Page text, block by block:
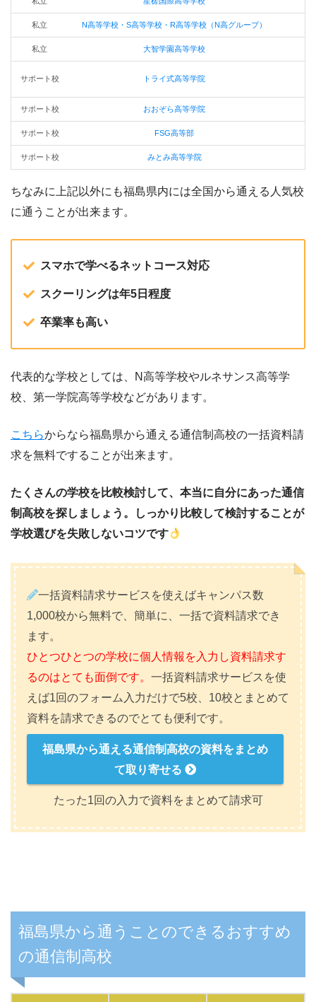
私立 N高等学校・S高等学校・R高等学校（N高グループ）
私立 大智学園高等学校
サポート校 トライ式高等学院
サポート校 おおぞら高等学院
サポート校 FSG高等部
サポート校 みとみ高等学院
ちなみに上記以外にも福島県内には全国から通える人気校
に通うことが出来ます。
スマホで学べるネットコース対応
スクーリングは年5日程度
卒業率も高い
代表的な学校としては、N高等学校やルネサンス高等学
校、第一学院高等学校などがあります。
こちらからなら福島県から通える通信制高校の一括資料請
求を無料ですることが出来ます。
たくさんの学校を比較検討して、本当に自分にあった通信
制高校を探しましょう。しっかり比較して検討することが
学校選びを失敗しないコツです
一括資料請求サービスを使えばキャンパス数
1,000校から無料で、簡単に、一括で資料請求でき
ます。
ひとつひとつの学校に個人情報を入力し資料請求す
るのはとても面倒です。 一括資料請求サービスを使
えば1回のフォーム入力だけで5校、10校とまとめて
資料を請求できるのでとても便利です。
福島県から通える通信制高校の資料をまとめ
て取り寄せる
たった1回の入力で資料をまとめて請求可
福島県から通うことのできるおすすめ
の通信制高校